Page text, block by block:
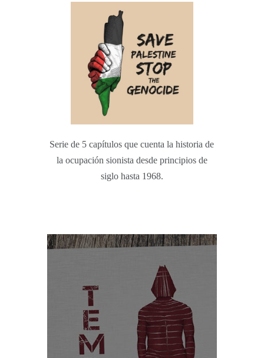
Serie de 5 capítulos que cuenta la historia de
la ocupación sionista desde principios de
siglo hasta 1968.